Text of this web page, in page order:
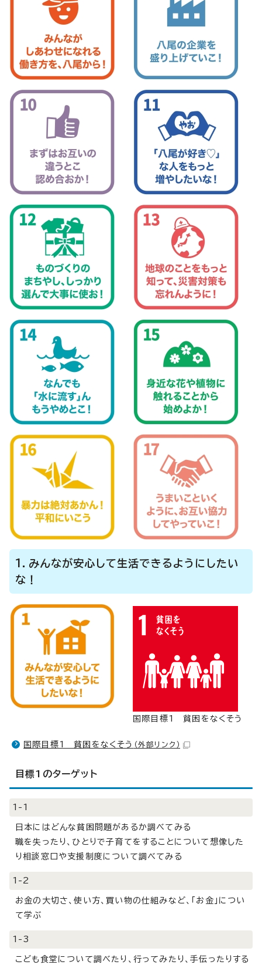
1．みんなが安心して生活できるようにしたい
な！
国際目標1 貧困をなくそう
国際目標1 貧困をなくそう （外部リンク）
目標1のターゲット
1-1
日本にはどんな貧困問題があるか調べてみる
職を失ったり、ひとりで子育てをすることについて想像した
り相談窓口や支援制度について調べてみる
1-2
お金の大切さ、使い方、買い物の仕組みなど、「お金」につい
て学ぶ
1-3
こども食堂について調べたり、行ってみたり、手伝ったりする